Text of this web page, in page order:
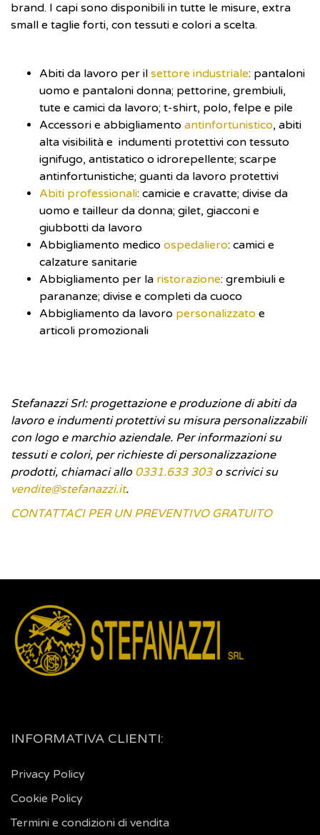
brand. I capi sono disponibili in tutte le misure, extra
small e taglie forti, con tessuti e colori a scelta.
Abiti da lavoro per il settore industriale: pantaloni
uomo e pantaloni donna; pettorine, grembiuli,
tute e camici da lavoro; t-shirt, polo, felpe e pile
Accessori e abbigliamento antinfortunistico, abiti
alta visibilità e indumenti protettivi con tessuto
ignifugo, antistatico o idrorepellente; scarpe
antinfortunistiche; guanti da lavoro protettivi
Abiti professionali: camicie e cravatte; divise da
uomo e tailleur da donna; gilet, giacconi e
giubbotti da lavoro
Abbigliamento medico ospedaliero: camici e
calzature sanitarie
Abbigliamento per la ristorazione: grembiuli e
parananze; divise e completi da cuoco
Abbigliamento da lavoro personalizzato e
articoli promozionali
Stefanazzi Srl: progettazione e produzione di abiti da
lavoro e indumenti protettivi su misura personalizzabili
con logo e marchio aziendale. Per informazioni su
tessuti e colori, per richieste di personalizzazione
prodotti, chiamaci allo0331.633 303o scrivici su
vendite@stefanazzi.it.
CONTATTACI PER UN PREVENTIVO GRATUITO
INFORMATIVA CLIENTI:
Privacy Policy
Cookie Policy
Termini e condizioni di vendita